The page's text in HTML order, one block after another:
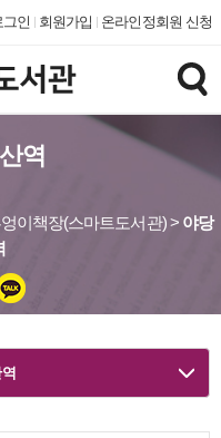
그인 회원가입 온라인정회원 신청
역
이책장(스마트도서관) > 야당